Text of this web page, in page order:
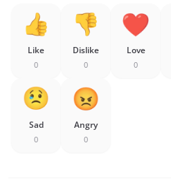
Like
0
Dislike
0
Love
0
Sad
0
Angry
0